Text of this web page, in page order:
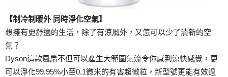
【制冷制暖外 同時淨化空氣】
想擁有更舒適的生活，除了有涼風外，又怎可以少了清新的空
氣？
Dyson這款風扇不但可以產生大範圍氣流令你感到涼快感覺，更
可以淨化99.95%小至0.1微米的有害超微粒，新型號更能有效過